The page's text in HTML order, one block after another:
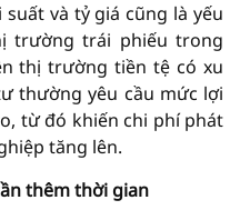
và tỷ giá cũng là yếu
trường trái phiếu trong
thị trường tiền tệ có xu
thường yêu cầu mức lợi
từ đó khiến chi phí phát
tăng lên.
thêm thời gian